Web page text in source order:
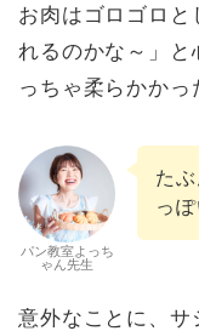
お肉はゴロゴロ
れるのかな～」と
っちゃ柔らかかっ
パン教室よっち
ゃん先生
た
っぽ
意外なことに、サ